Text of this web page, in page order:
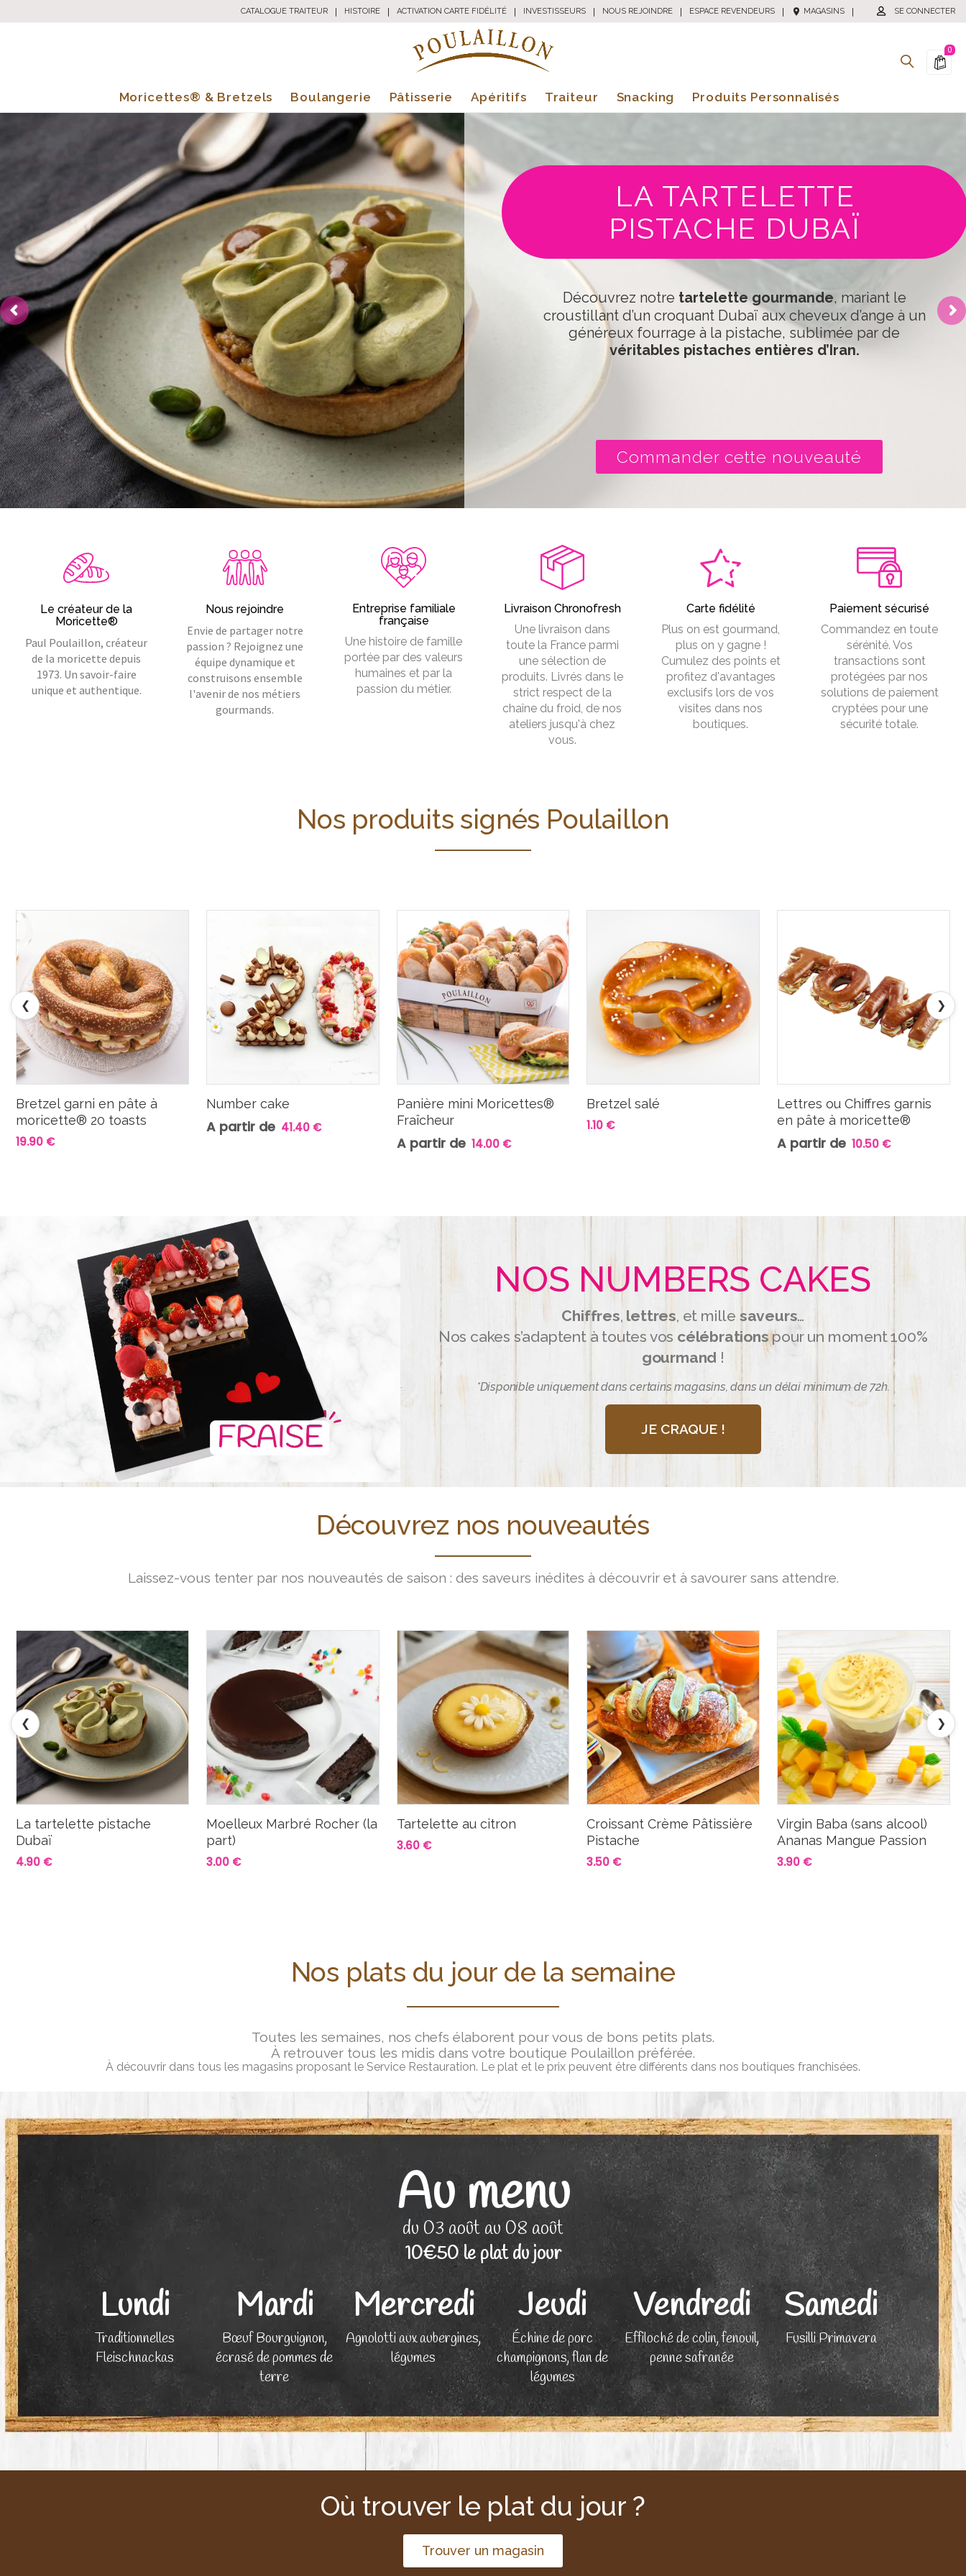
CATALOGUE TRAITEUR HISTOIRE ACTIVATION CARTE FIDÉLITÉ INVESTISSEURS NOUS REJOINDRE ESPACE REVENDEURS MAGASINS SE CONNECTER
0
Moricettes® & Bretzels Boulangerie Pâtisserie Apéritifs Traiteur Snacking Produits Personnalisés
LA TARTELETTE
PISTACHE DUBAÏ
Commander cette nouveauté
Découvrez notre tartelette gourmande, mariant le
croustillant d’un croquant Dubaï aux cheveux d’ange à un
généreux fourrage à la pistache, sublimée par de
véritables pistaches entières d’Iran.
Le créateur de la
Moricette®
Paul Poulaillon, créateur
de la moricette depuis
1973. Un savoir-faire
unique et authentique.
Nous rejoindre
Envie de partager notre
passion ? Rejoignez une
équipe dynamique et
construisons ensemble
l'avenir de nos métiers
gourmands.
Entreprise familiale
française
Une histoire de famille
portée par des valeurs
humaines et par la
passion du métier.
Livraison Chronofresh
Une livraison dans
toute la France parmi
une sélection de
produits. Livrés dans le
strict respect de la
chaîne du froid, de nos
ateliers jusqu'à chez
vous.
Carte fidélité
Plus on est gourmand,
plus on y gagne !
Cumulez des points et
profitez d'avantages
exclusifs lors de vos
visites dans nos
boutiques.
Paiement sécurisé
Commandez en toute
sérénité. Vos
transactions sont
protégées par nos
solutions de paiement
cryptées pour une
sécurité totale.
Nos produits signés Poulaillon
Bretzel garni en pâte à
moricette® 20 toasts
19.90 €
Number cake
A partir de 41.40 €
Panière mini Moricettes®
Fraîcheur
A partir de 14.00 €
Bretzel salé
1.10 €
Lettres ou Chiffres garnis
en pâte à moricette®
A partir de 10.50 €
❮ ❯
NOS NUMBERS CAKES
Chiffres, lettres, et mille saveurs…
Nos cakes s’adaptent à toutes vos célébrationspour un moment 100%
gourmand !
*Disponible uniquement dans certains magasins, dans un délai minimum de 72h.
JE CRAQUE !
Découvrez nos nouveautés
Laissez-vous tenter par nos nouveautés de saison : des saveurs inédites à découvrir et à savourer sans attendre.
La tartelette pistache
Dubaï
4.90 €
Moelleux Marbré Rocher (la
part)
3.00 €
Tartelette au citron
3.60 €
Croissant Crème Pâtissière
Pistache
3.50 €
Virgin Baba (sans alcool)
Ananas Mangue Passion
3.90 €
❮ ❯
Nos plats du jour de la semaine
Toutes les semaines, nos chefs élaborent pour vous de bons petits plats.
À retrouver tous les midis dans votre boutique Poulaillon préférée.
À découvrir dans tous les magasins proposant le Service Restauration. Le plat et le prix peuvent être différents dans nos boutiques franchisées.
Au menu
du 03 août au 08 août
10€50 le plat du jour
Lundi
Traditionnelles
Fleischnackas
Mardi
Bœuf Bourguignon,
écrasé de pommes de
terre
Mercredi
Agnolotti aux aubergines,
légumes
Jeudi
Échine de porc
champignons, flan de
légumes
Vendredi
Effiloché de colin, fenouil,
penne safranée
Samedi
Fusilli Primavera
Où trouver le plat du jour ?
Trouver un magasin